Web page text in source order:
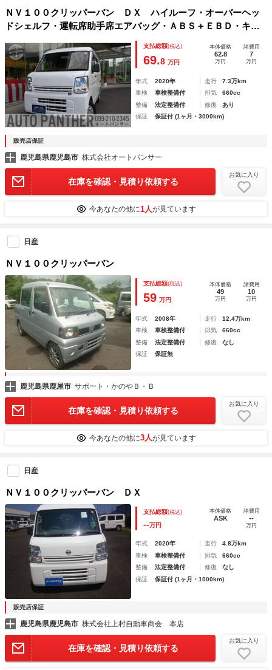
ＮＶ１００クリッパーバン ＤＸ ハイルーフ・オーバーヘッ
ドシェルフ・運転席助手席エアバッグ・ＡＢＳ＋ＥＢＤ・キー
レス・エアコン・ＡＭ／ＦＭラジオ・ＥＴＣ
支払総額(税込)
69.8 万円
本体価格
62.8
万円
諸費用
7
万円
年式 2020年 走行
7.3万km
車検
車検整備付 排気
660cc
整備
法定整備付 修復
あり
保証
保証付 (1ヶ月・3000km)
販売店保証
鹿児島県鹿児島市 株式会社オートパンサー
在庫を確認・見積り依頼する
お気に入り
今あなたの他に1人が見ています
日産
ＮＶ１００クリッパーバン
支払総額(税込)
59 万円
本体価格
49
万円
諸費用
10
万円
年式 2008年 走行
12.4万km
車検
車検整備付 排気
660cc
整備
法定整備付 修復
なし
保証
保証無
鹿児島県鹿屋市 サポート・かのやＢ・Ｂ
在庫を確認・見積り依頼する
お気に入り
今あなたの他に3人が見ています
日産
ＮＶ１００クリッパーバン ＤＸ
支払総額(税込)
--万円
本体価格
ASK
諸費用
--
万円
年式 2020年 走行
4.8万km
車検
車検整備付 排気
660cc
整備
法定整備付 修復
なし
保証
保証付 (1ヶ月・1000km)
販売店保証
鹿児島県鹿児島市 株式会社上村自動車商会 本店
在庫を確認・見積り依頼する
お気に入り